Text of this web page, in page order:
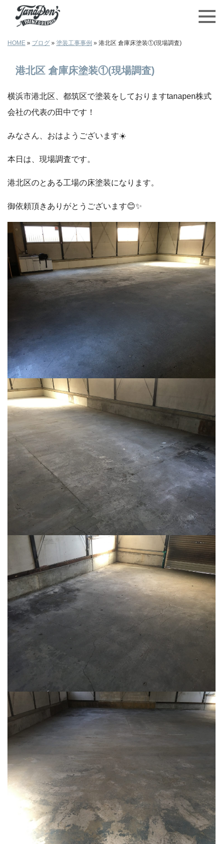
HOME » ブログ » 塗装工事事例 » 港北区 倉庫床塗装①(現場調査)
港北区 倉庫床塗装①(現場調査)
横浜市港北区、都筑区で塗装をしておりますtanapen株式
会社の代表の田中です！
みなさん、おはようございます☀️
本日は、現場調査です。
港北区のとある工場の床塗装になります。
御依頼頂きありがとうございます😊✨